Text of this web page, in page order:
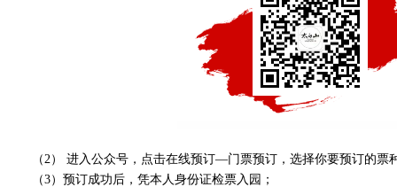
（2） 进入公众号，点击在线预订—门票预订，选择你要预订的票
（3）预订成功后，凭本人身份证检票入园；